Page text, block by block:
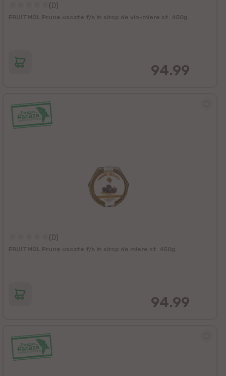
(0)
FRUITMOL Prune uscate f/s in sirop de vin-miere st. 450g
94.99
(0)
FRUITMOL Prune uscate f/s in sirop de miere st. 450g
94.99